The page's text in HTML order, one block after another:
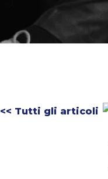
<< Tutti gli articoli